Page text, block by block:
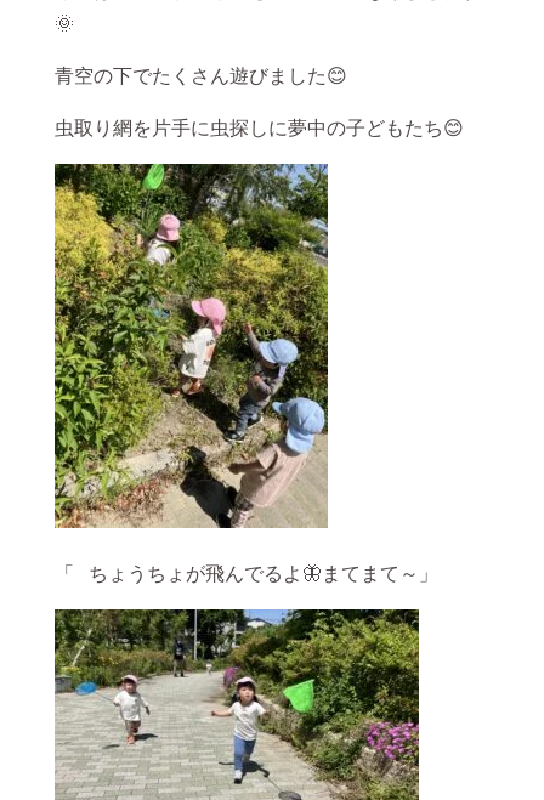
🌞
青空の下でたくさん遊びました😊
虫取り網を片手に虫探しに夢中の子どもたち😊
「 ちょうちょが飛んでるよ🦋まてまて～」